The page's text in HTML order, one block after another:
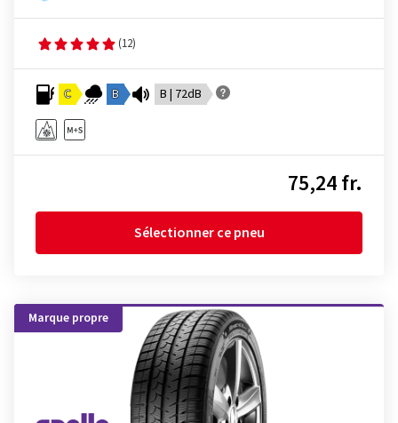
(12)
C B B | 72dB
75,24 fr.
Sélectionner ce pneu
Marque propre